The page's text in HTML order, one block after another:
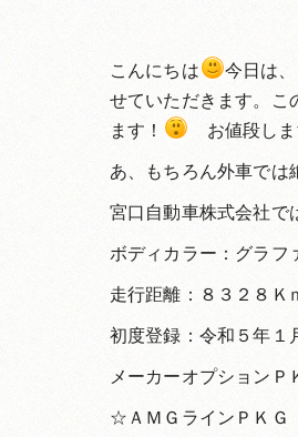
こんにちは
今日は
せていただきます。こ
ます！
お値段しま
あ、もちろん外車では
宮口自動車株式会社で
ボディカラー：グラフ
走行距離：８３２８Ｋ
初度登録：令和５年
メーカーオプションＰ
☆ＡＭＧラインＰＫＧ